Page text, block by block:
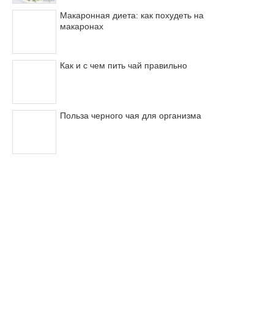
Макаронная диета: как похудеть на
макаронах
Как и с чем пить чай правильно
Польза черного чая для организма